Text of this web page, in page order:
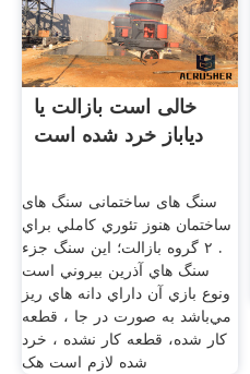
خالی است بازالت یا
دیاباز خرد شده است
سنگ های ساختمانی سنگ های
ساختمان هنوز تئوري كاملي براي
. ۲ گروه بازالت؛ اين سنگ جزء
سنگ هاي آذرين بيروني است
ونوع بازي آن داراي دانه هاي ريز
مي‌باشد به صورت در جا ، قطعه
کار شده، قطعه کار نشده ، خرد
شده لازم است هک